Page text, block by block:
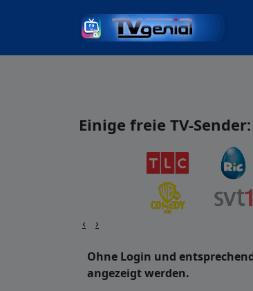
Einige freie TV-Sender:
‹ ›
Ohne Login und
angezeigt werden.